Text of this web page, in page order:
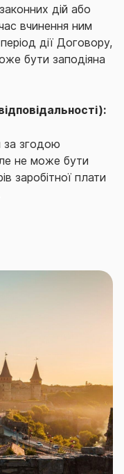
дій або
вчинення ним
дії Договору,
бути заподіяна
за згодою
не може бути
заробітної плати